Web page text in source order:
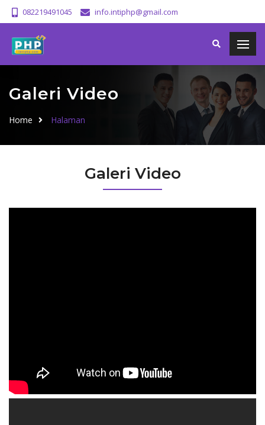
082219491045 info.intiphp@gmail.com
Galeri Video
Home Halaman
Galeri Video